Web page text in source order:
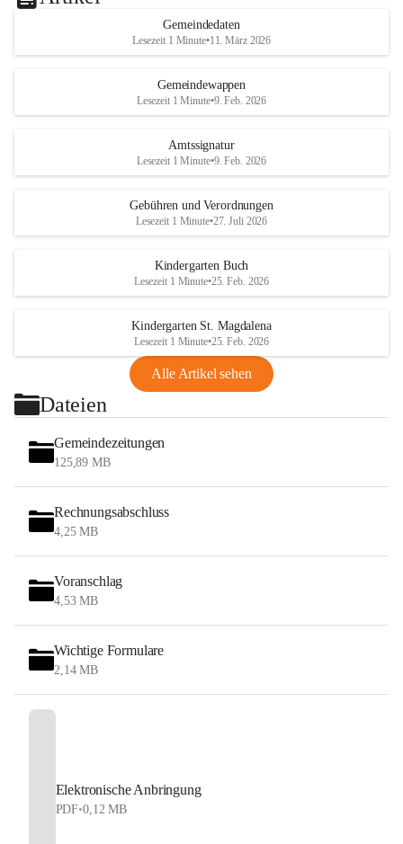
Gemeindedaten
Lesezeit 1 Minute•11. März 2026
Gemeindewappen
Lesezeit 1 Minute•9. Feb. 2026
Amtssignatur
Lesezeit 1 Minute•9. Feb. 2026
Gebühren und Verordnungen
Lesezeit 1 Minute•27. Juli 2026
Kindergarten Buch
Lesezeit 1 Minute•25. Feb. 2026
Kindergarten St. Magdalena
Lesezeit 1 Minute•25. Feb. 2026
Alle Artikel sehen
Dateien
Gemeindezeitungen
125,89 MB
Rechnungsabschluss
4,25 MB
Voranschlag
4,53 MB
Wichtige Formulare
2,14 MB
Elektronische Anbringung
PDF•0,12 MB